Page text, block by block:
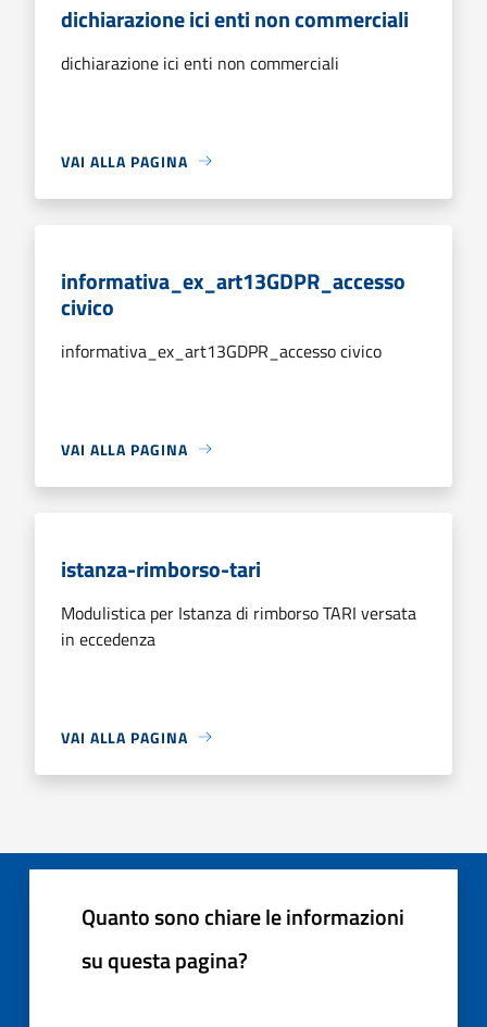
dichiarazione ici enti non commerciali
dichiarazione ici enti non commerciali
VAI ALLA PAGINA
informativa_ex_art13GDPR_accesso
civico
informativa_ex_art13GDPR_accesso civico
VAI ALLA PAGINA
istanza-rimborso-tari
Modulistica per Istanza di rimborso TARI versata
in eccedenza
VAI ALLA PAGINA
Quanto sono chiare le informazioni
su questa pagina?